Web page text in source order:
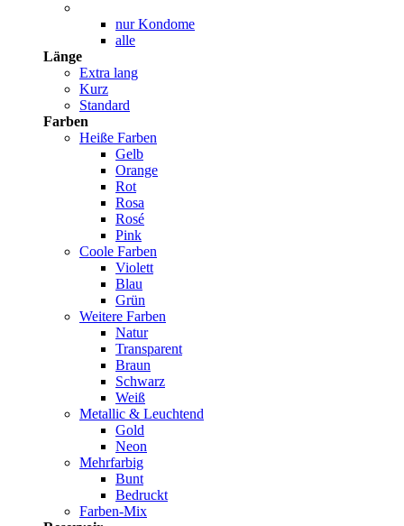
nur Kondome
alle
Länge
Extra lang
Kurz
Standard
Farben
Heiße Farben
Gelb
Orange
Rot
Rosa
Rosé
Pink
Coole Farben
Violett
Blau
Grün
Weitere Farben
Natur
Transparent
Braun
Schwarz
Weiß
Metallic & Leuchtend
Gold
Neon
Mehrfarbig
Bunt
Bedruckt
Farben-Mix